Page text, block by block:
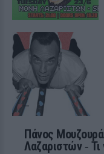
Πάνος
Λαζαριστών ‑ Τι